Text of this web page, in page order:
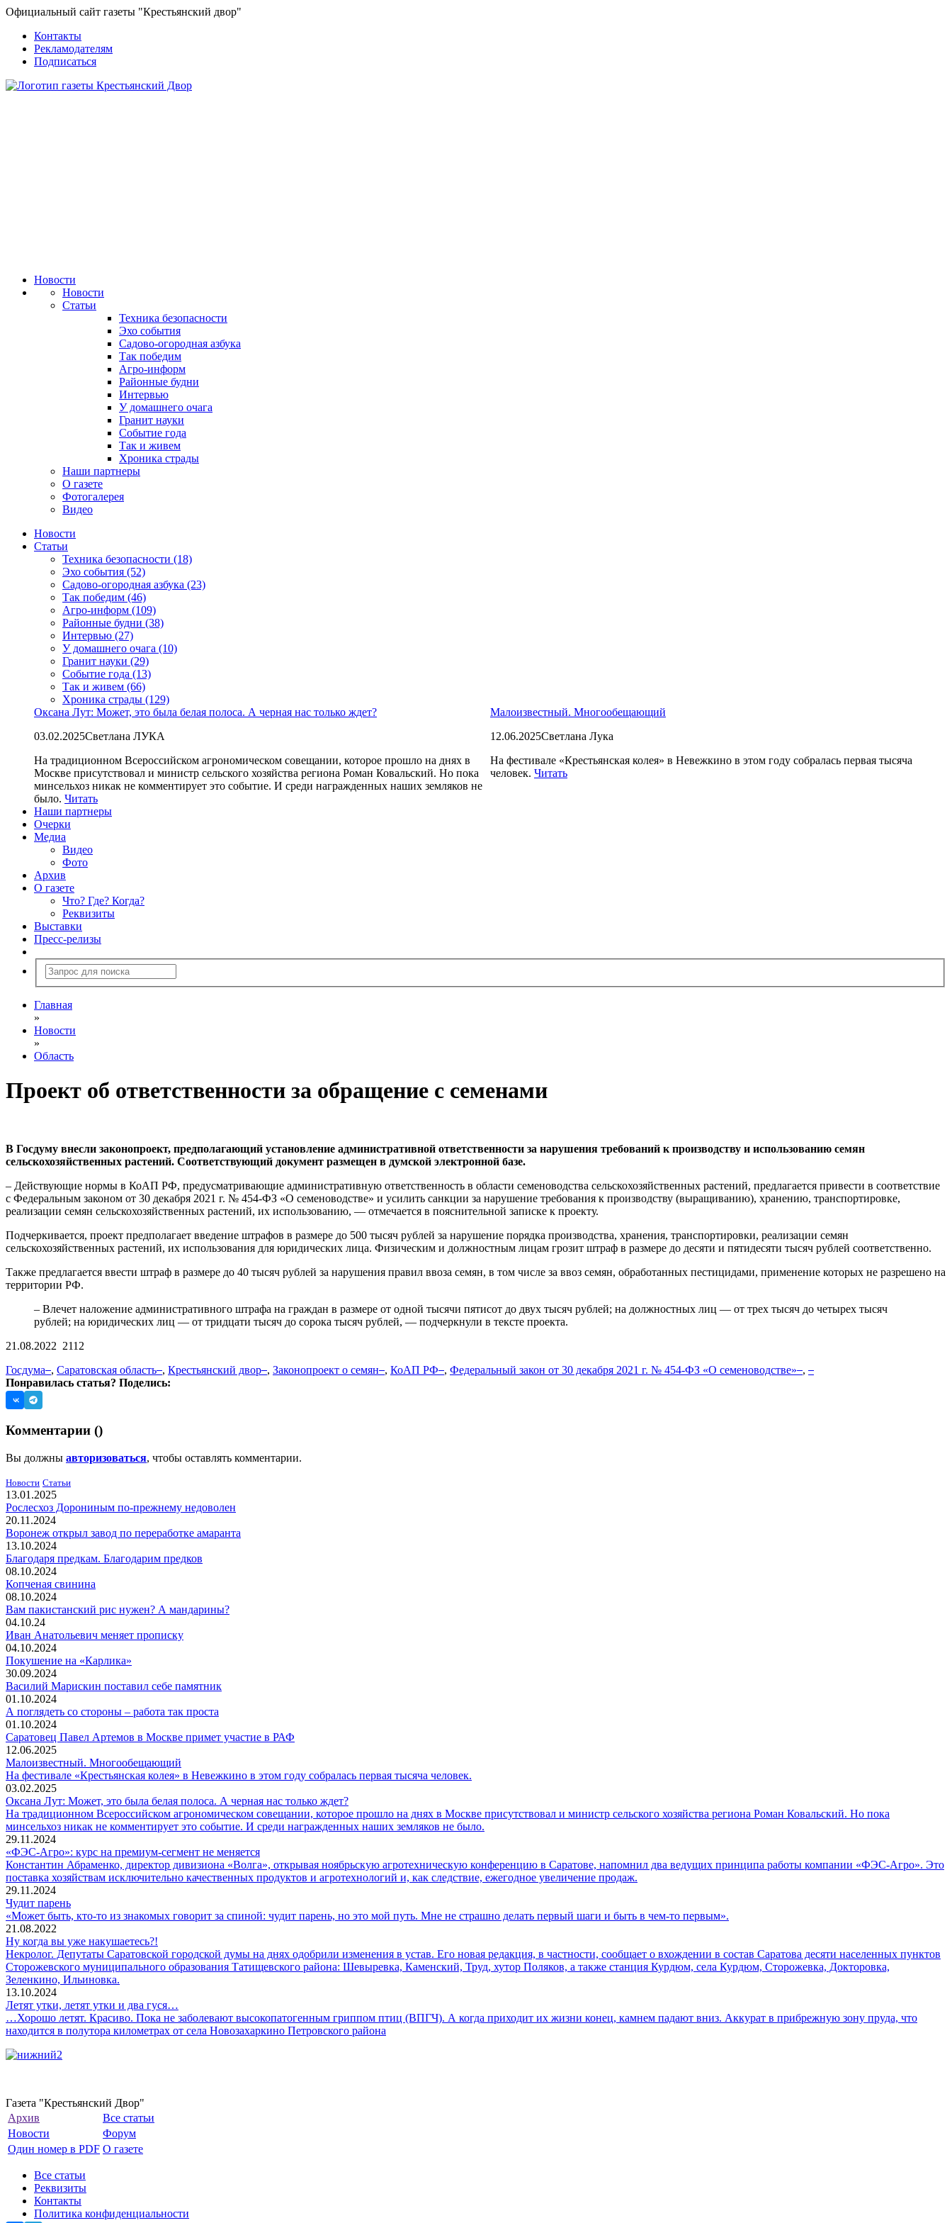
Официальный сайт газеты "Крестьянский двор"
Контакты
Рекламодателям
Подписаться
Новости
Новости
Статьи
Техника безопасности
Эхо события
Садово-огородная азбука
Так победим
Агро-информ
Районные будни
Интервью
У домашнего очага
Гранит науки
Событие года
Так и живем
Хроника страды
Наши партнеры
О газете
Фотогалерея
Видео
Новости
Статьи
Техника безопасности (18)
Эхо события (52)
Садово-огородная азбука (23)
Так победим (46)
Агро-информ (109)
Районные будни (38)
Интервью (27)
У домашнего очага (10)
Гранит науки (29)
Событие года (13)
Так и живем (66)
Хроника страды (129)
Малоизвестный. Многообещающий
12.06.2025Светлана Лука
На фестивале «Крестьянская колея» в Невежкино в этом году собралась первая тысяча
человек. Читать
Оксана Лут: Может, это была белая полоса. А черная нас только ждет?
03.02.2025Светлана ЛУКА
На традиционном Всероссийском агрономическом совещании, которое прошло на днях в
Москве присутствовал и министр сельского хозяйства региона Роман Ковальский. Но пока
минсельхоз никак не комментирует это событие. И среди награжденных наших земляков не
было. Читать
Наши партнеры
Очерки
Медиа
Видео
Фото
Архив
О газете
Что? Где? Когда?
Реквизиты
Выставки
Пресс-релизы
Главная
»
Новости
»
Область
Проект об ответственности за обращение с семенами
В Госдуму внесли законопроект, предполагающий установление административной ответственности за нарушения требований к производству и использованию семян
сельскохозяйственных растений. Соответствующий документ размещен в думской электронной базе.
– Действующие нормы в КоАП РФ, предусматривающие административную ответственность в области семеноводства сельскохозяйственных растений, предлагается привести в соответствие
с Федеральным законом от 30 декабря 2021 г. № 454-ФЗ «О семеноводстве» и усилить санкции за нарушение требования к производству (выращиванию), хранению, транспортировке,
реализации семян сельскохозяйственных растений, их использованию, — отмечается в пояснительной записке к проекту.
Подчеркивается, проект предполагает введение штрафов в размере до 500 тысяч рублей за нарушение порядка производства, хранения, транспортировки, реализации семян
сельскохозяйственных растений, их использования для юридических лица. Физическим и должностным лицам грозит штраф в размере до десяти и пятидесяти тысяч рублей соответственно.
Также предлагается ввести штраф в размере до 40 тысяч рублей за нарушения правил ввоза семян, в том числе за ввоз семян, обработанных пестицидами, применение которых не разрешено на
территории РФ.
– Влечет наложение административного штрафа на граждан в размере от одной тысячи пятисот до двух тысяч рублей; на должностных лиц — от трех тысяч до четырех тысяч
рублей; на юридических лиц — от тридцати тысяч до сорока тысяч рублей, — подчеркнули в тексте проекта.
21.08.2022 2112
Госдума , Саратовская область , Крестьянский двор , Законопроект о семян , КоАП РФ , Федеральный закон от 30 декабря 2021 г. № 454-ФЗ «О семеноводстве» ,
Понравилась статья? Поделись:
Комментарии ()
Вы должны авторизоваться, чтобы оставлять комментарии.
Новости Статьи
13.01.2025
Рослесхоз Дорониным по-прежнему недоволен
20.11.2024
Воронеж открыл завод по переработке амаранта
13.10.2024
Благодаря предкам. Благодарим предков
08.10.2024
Копченая свинина
08.10.2024
Вам пакистанский рис нужен? А мандарины?
04.10.24
Иван Анатольевич меняет прописку
04.10.2024
Покушение на «Карлика»
30.09.2024
Василий Марискин поставил себе памятник
01.10.2024
А поглядеть со стороны – работа так проста
01.10.2024
Саратовец Павел Артемов в Москве примет участие в РАФ
12.06.2025
Малоизвестный. Многообещающий
На фестивале «Крестьянская колея» в Невежкино в этом году собралась первая тысяча человек.
03.02.2025
Оксана Лут: Может, это была белая полоса. А черная нас только ждет?
На традиционном Всероссийском агрономическом совещании, которое прошло на днях в Москве присутствовал и министр сельского хозяйства региона Роман Ковальский. Но пока
минсельхоз никак не комментирует это событие. И среди награжденных наших земляков не было.
29.11.2024
«ФЭС-Агро»: курс на премиум-сегмент не меняется
Константин Абраменко, директор дивизиона «Волга», открывая ноябрьскую агротехническую конференцию в Саратове, напомнил два ведущих принципа работы компании «ФЭС-Агро». Это
поставка хозяйствам исключительно качественных продуктов и агротехнологий и, как следствие, ежегодное увеличение продаж.
29.11.2024
Чудит парень
«Может быть, кто-то из знакомых говорит за спиной: чудит парень, но это мой путь. Мне не страшно делать первый шаги и быть в чем-то первым».
21.08.2022
Ну когда вы уже накушаетесь?!
Некролог. Депутаты Саратовской городской думы на днях одобрили изменения в устав. Его новая редакция, в частности, сообщает о вхождении в состав Саратова десяти населенных пунктов
Сторожевского муниципального образования Татищевского района: Шевыревка, Каменский, Труд, хутор Поляков, а также станция Курдюм, села Курдюм, Сторожевка, Докторовка,
Зеленкино, Ильиновка.
13.10.2024
Летят утки, летят утки и два гуся…
…Хорошо летят. Красиво. Пока не заболевают высокопатогенным гриппом птиц (ВПГЧ). А когда приходит их жизни конец, камнем падают вниз. Аккурат в прибрежную зону пруда, что
находится в полутора километрах от села Новозахаркино Петровского района
Газета "Крестьянский Двор"
Архив
Все статьи
Новости
Форум
Один номер в PDF О газете
Все статьи
Реквизиты
Контакты
Политика конфиденциальности